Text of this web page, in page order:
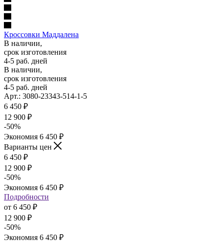
Кроссовки Маддалена
В наличии,
срок изготовления
4-5 раб. дней
В наличии,
срок изготовления
4-5 раб. дней
Арт.: 3080-23343-514-1-5
6 450 ₽
12 900 ₽
-50%
Экономия 6 450 ₽
Варианты цен
6 450 ₽
12 900 ₽
-50%
Экономия 6 450 ₽
Подробности
от 6 450 ₽
12 900 ₽
-50%
Экономия 6 450 ₽